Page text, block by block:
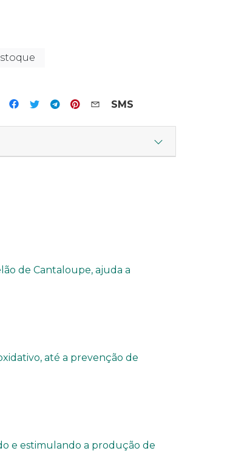
SMS
de Cantaloupe, ajuda a
até a prevenção de
e estimulando a produção de